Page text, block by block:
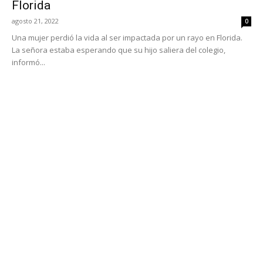
Florida
agosto 21, 2022 0
Una mujer perdió la vida al ser impactada por un rayo en Florida.
La señora estaba esperando que su hijo saliera del colegio,
informó...